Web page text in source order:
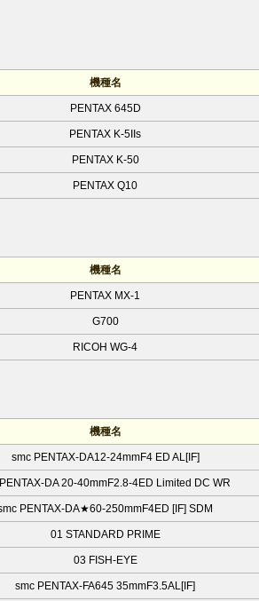
機種名
PENTAX 645D
PENTAX K-5IIs
PENTAX K-50
PENTAX Q10
機種名
PENTAX MX-1
G700
RICOH WG-4
機種名
smc PENTAX-DA12-24mmF4 ED AL[IF]
DA 20-40mmF2.8-4ED Limited DC WR
PENTAX-DA★60-250mmF4ED [IF] SDM
01 STANDARD PRIME
03 FISH-EYE
smc PENTAX-FA645 35mmF3.5AL[IF]